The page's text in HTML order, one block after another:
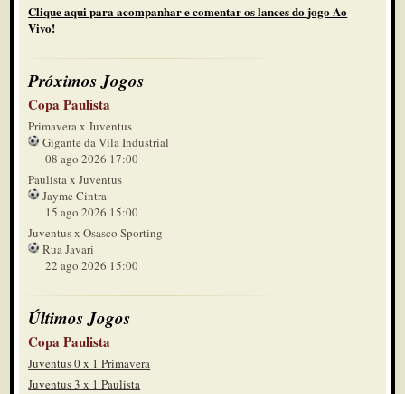
Clique aqui para acompanhar e comentar os lances do jogo Ao
Vivo!
Próximos Jogos
Copa Paulista
Primavera x Juventus
Gigante da Vila Industrial
08 ago 2026 17:00
Paulista x Juventus
Jayme Cintra
15 ago 2026 15:00
Juventus x Osasco Sporting
Rua Javari
22 ago 2026 15:00
Últimos Jogos
Copa Paulista
Juventus 0 x 1 Primavera
Juventus 3 x 1 Paulista